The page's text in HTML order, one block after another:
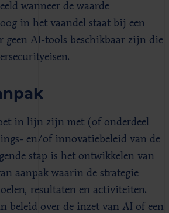
wanneer de waarde
in het vaandel staat bij een
geen AI-tools beschikbaar zijn die
in lijn zijn met (of onderdeel
en/of innovatiebeleid van de
stap is het ontwikkelen van
aanpak waarin de strategie
resultaten en activiteiten.
beleid over de inzet van AI of een